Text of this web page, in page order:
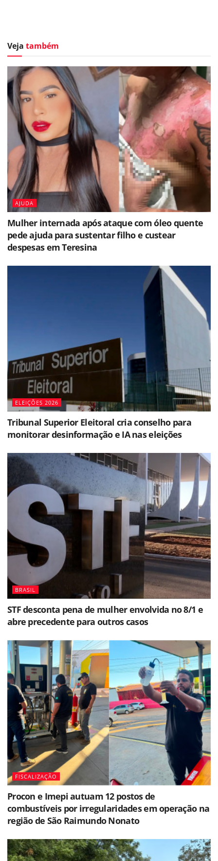
Veja também
AJUDA
Mulher internada após ataque com óleo quente
pede ajuda para sustentar filho e custear
despesas em Teresina
ELEIÇÕES 2026
Tribunal Superior Eleitoral cria conselho para
monitorar desinformação e IA nas eleições
BRASIL
STF desconta pena de mulher envolvida no 8/1 e
abre precedente para outros casos
FISCALIZAÇÃO
Procon e Imepi autuam 12 postos de
combustíveis por irregularidades em operação na
região de São Raimundo Nonato